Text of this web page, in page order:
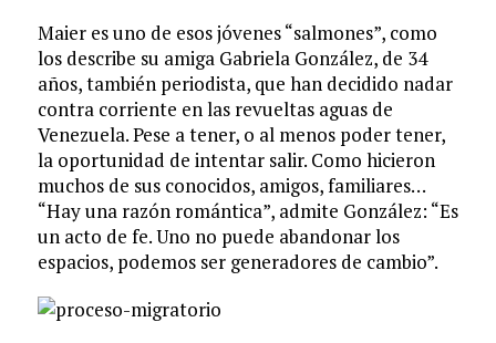
Maier es uno de esos jóvenes “salmones”, como
los describe su amiga Gabriela González, de 34
años, también periodista, que han decidido nadar
contra corriente en las revueltas aguas de
Venezuela. Pese a tener, o al menos poder tener,
la oportunidad de intentar salir. Como hicieron
muchos de sus conocidos, amigos, familiares…
“Hay una razón romántica”, admite González: “Es
un acto de fe. Uno no puede abandonar los
espacios, podemos ser generadores de cambio”.